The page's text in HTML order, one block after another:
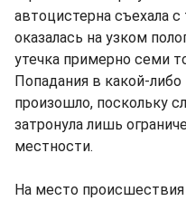
автоцистерна съехала
оказалась на узком
утечка примерно семи
Попадания в какой-
произошло, поскольку
затронула лишь
местности.
На место